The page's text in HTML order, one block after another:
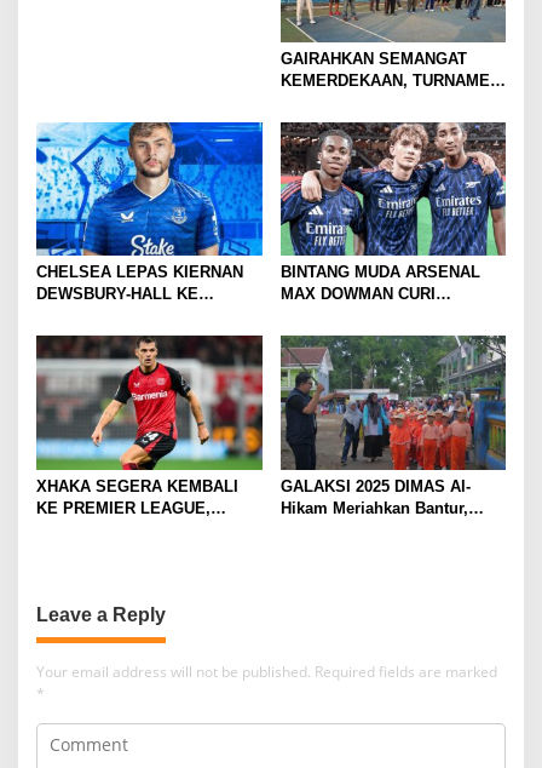
GAIRAHKAN SEMANGAT
KEMERDEKAAN, TURNAMEN
MOJOKERTO RAYA RESMI
BERGULIR
CHELSEA LEPAS KIERNAN
DEWSBURY-HALL KE
SANG GELANDANG DIMULAI
BINTANG MUDA ARSENAL
MAX DOWMAN CURI
PRAMUSIM ASIA
XHAKA SEGERA KEMBALI
KE PREMIER LEAGUE,
GALAKSI 2025 DIMAS Al-
Hikam Meriahkan Bantur,
Leave a Reply
Your email address will not be published. Required fields are marked
*